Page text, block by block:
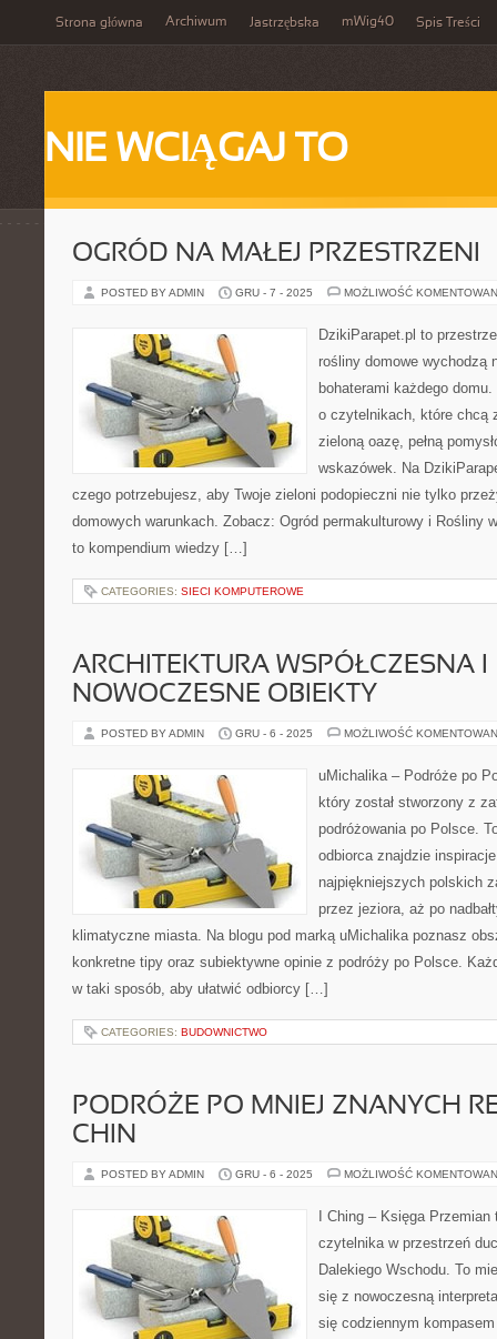
Strona główna Archiwum Jastrzębska mWig40 Spis Treści
NIE WCIĄGAJ TO
OGRÓD NA MAŁEJ PRZESTRZENI
POSTED BY ADMIN GRU - 7 - 2025 MOŻLIWOŚĆ
DzikiParapet.pl to
rośliny domowe wychodzą
bohaterami każdego
o czytelnikach, które chcą
zieloną oazę, pełną
wskazówek. Na
czego potrzebujesz, aby Twoje zieloni podopieczni nie tylko
domowych warunkach. Zobacz: Ogród permakulturowy i Rośliny
to kompendium wiedzy […]
CATEGORIES: SIECI KOMPUTEROWE
ARCHITEKTURA WSPÓŁCZESNA I
NOWOCZESNE OBIEKTY
POSTED BY ADMIN GRU - 6 - 2025 MOŻLIWOŚĆ
uMichalika – Podróże po
który został stworzony z
podróżowania po Polsce.
odbiorca znajdzie
najpiękniejszych polskich
przez jeziora, aż po
klimatyczne miasta. Na blogu pod marką uMichalika poznasz
konkretne tipy oraz subiektywne opinie z podróży po Polsce.
w taki sposób, aby ułatwić odbiorcy […]
CATEGORIES: BUDOWNICTWO
PODRÓŻE PO MNIEJ ZNANYCH
CHIN
POSTED BY ADMIN GRU - 6 - 2025 MOŻLIWOŚĆ
I Ching – Księga
czytelnika w przestrzeń
Dalekiego Wschodu. To
się z nowoczesną
się codziennym